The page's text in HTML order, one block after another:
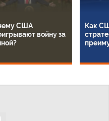
США
войну за
Как